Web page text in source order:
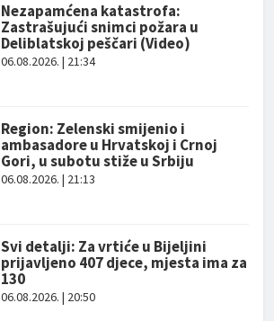
Nezapamćena katastrofa:
Zastrašujući snimci požara u
Deliblatskoj peščari (Video)
06.08.2026. | 21:34
Region: Zelenski smijenio i
ambasadore u Hrvatskoj i Crnoj
Gori, u subotu stiže u Srbiju
06.08.2026. | 21:13
Svi detalji: Za vrtiće u Bijeljini
prijavljeno 407 djece, mjesta ima za
130
06.08.2026. | 20:50